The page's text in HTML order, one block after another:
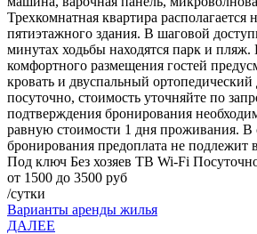
Трехкомнатная квартира располагается
пятиэтажного здания. В шаговой
минутах ходьбы находятся парк и пляж.
комфортного размещения гостей
кровать и двуспальный ортопедический
посуточно, стоимость уточняйте по
подтверждения бронирования
равную стоимости 1 дня проживания. В
бронирования предоплата не подлежит
Под ключ Без хозяев ТВ Wi-Fi
от 1500 до 3500 руб
/сутки
Варианты аренды жилья
ДАЛЕЕ